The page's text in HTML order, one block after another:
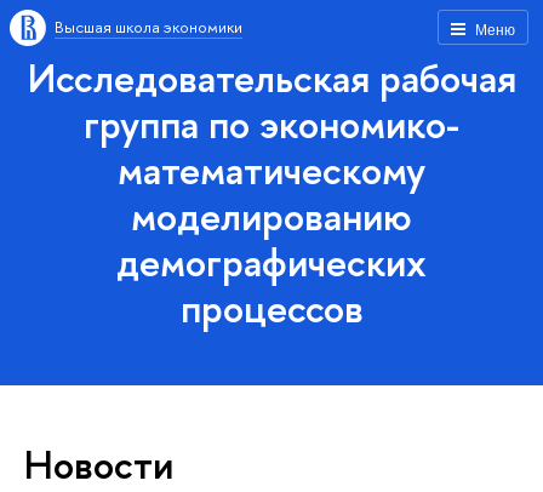
Меню
Высшая школа экономики
Исследовательская рабочая
группа по экономико-
математическому
моделированию
демографических
процессов
Новости